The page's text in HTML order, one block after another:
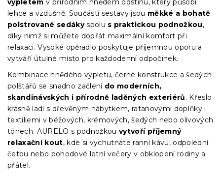
výpletem v přírodním hnědém odstínu, který působí
lehce a vzdušně. Součástí sestavy jsou měkké a bohatě
polstrované sedákyspolu s praktickou podnožkou,
díky nimž si můžete dopřát maximální komfort při
relaxaci. Vysoké opěradlo poskytuje příjemnou oporu a
vytváří útulné místo pro každodenní odpočinek.
Kombinace hnědého výpletu, černé konstrukce a šedých
polštářů se snadno začlení do moderních,
skandinávských i přírodně laděných exteriérů. Křeslo
krásně ladí s dřevěným nábytkem, ratanovými doplňky i
textiliemi v béžových, krémových, šedých nebo olivových
tónech. AURELO s podnožkou vytvoří příjemný
relaxační kout, kde si vychutnáte ranní kávu, odpolední
četbu nebo pohodové letní večery v obklopení rodiny a
přátel.